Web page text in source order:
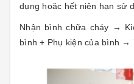
dụng hoăc hết niên hạn sử
Nhận bình chữa cháy →
bình + Phụ kiện của bình →